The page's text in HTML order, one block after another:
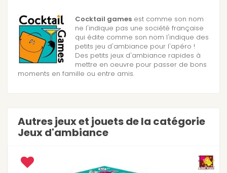
Cocktail games est comme son nom
ne l'indique pas une société française
qui édite comme son nom l'indique des
petits jeu d'ambiance pour l'apéro !
Des petits jeux d'ambiance rapides à
mettre en oeuvre pour passer de bons
moments en famille ou entre amis.
Autres jeux et jouets de la catégorie
Jeux d'ambiance